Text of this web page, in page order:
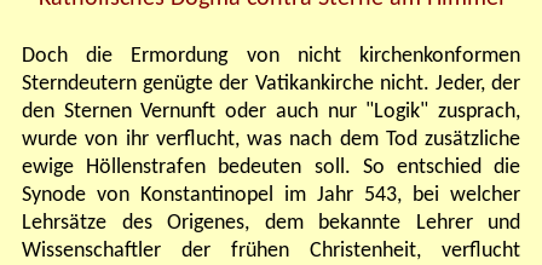
Doch die Ermordung von nicht kirchenkonformen
Sterndeutern genügte der Vatikankirche nicht. Jeder, der
den Sternen Vernunft oder auch nur "Logik" zusprach,
wurde von ihr verflucht, was nach dem Tod zusätzliche
ewige Höllenstrafen bedeuten soll. So entschied die
Synode von Konstantinopel im Jahr 543, bei welcher
Lehrsätze des Origenes, dem bekannte Lehrer und
Wissenschaftler der frühen Christenheit, verflucht